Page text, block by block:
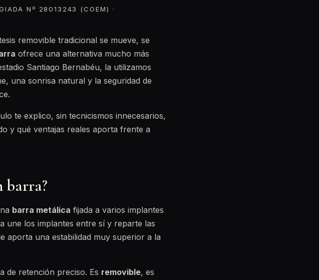
Nº 28013243 (COEM) ·
removible tradicional se mueve, se
ofrece una alternativa mucho más
Santiago Bernabéu, la utilizamos
una sonrisa natural y la seguridad de
te explico, sin tecnicismos innecesarios,
y qué ventajas reales aporta frente a
barra?
barra metálica fijada a varios implantes
une los implantes entre sí y reparte las
aporta una estabilidad muy superior a la
de retención preciso. Es removible, es